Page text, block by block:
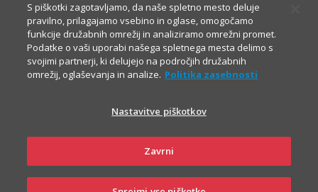
OSTALE STRANI
S piškotki zagotavljamo, da naše spletno mesto deluje
pravilno, prilagajamo vsebino in oglase, omogočamo
funkcije družabnih omrežij in analiziramo omrežni promet.
Podatke o vaši uporabi našega spletnega mesta delimo s
svojimi partnerji, ki delujejo na področjih družabnih
omrežij, oglaševanja in analize. Politika zasebnosti
Nastavitve piškotkov
Zavrni